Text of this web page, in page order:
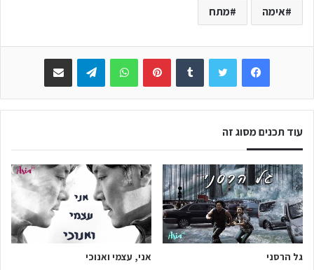
אימה מתח
Facebook
WhatsApp
Telegram
עוד תכנים מסוג זה
גל הרסני אני, עצמי ואנוכי